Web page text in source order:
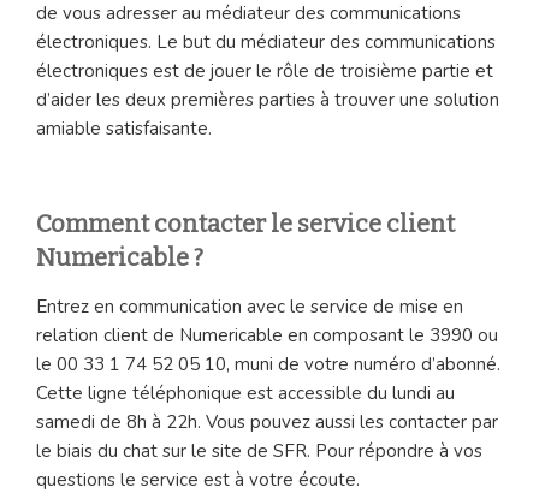
de vous adresser au médiateur des communications
électroniques. Le but du médiateur des communications
électroniques est de jouer le rôle de troisième partie et
d’aider les deux premières parties à trouver une solution
amiable satisfaisante.
Comment contacter le service client
Numericable ?
Entrez en communication avec le service de mise en
relation client de Numericable en composant le 3990 ou
le 00 33 1 74 52 05 10, muni de votre numéro d’abonné.
Cette ligne téléphonique est accessible du lundi au
samedi de 8h à 22h. Vous pouvez aussi les contacter par
le biais du chat sur le site de SFR. Pour répondre à vos
questions le service est à votre écoute.